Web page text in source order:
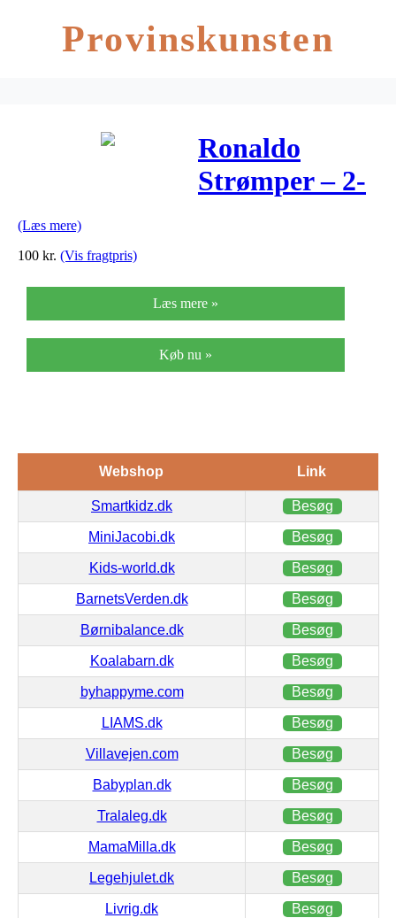
Provinskunsten
Ronaldo
Strømper – 2-
(Læs mere)
100 kr. (Vis fragtpris)
Læs mere »
Køb nu »
Webshop Link
Smartkidz.dk Besøg
MiniJacobi.dk Besøg
Kids-world.dk Besøg
BarnetsVerden.dk Besøg
Børnibalance.dk Besøg
Koalabarn.dk Besøg
byhappyme.com Besøg
LIAMS.dk Besøg
Villavejen.com Besøg
Babyplan.dk Besøg
Tralaleg.dk Besøg
MamaMilla.dk Besøg
Legehjulet.dk Besøg
Livrig.dk Besøg